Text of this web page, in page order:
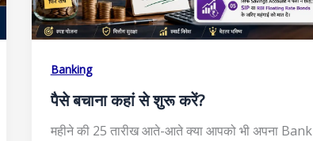
Banking
पैसे बचाना कहां से शुरू करें?
महीने की 25 तारीख आते-आते क्या आपको भी अपना Bank